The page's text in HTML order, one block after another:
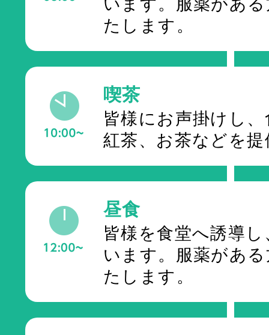
います。服薬があ
たします。
喫茶
皆様にお声掛けし
紅茶、お茶などを
昼食
皆様を食堂へ誘導
います。服薬があ
たします。